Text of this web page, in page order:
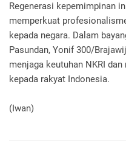
Regenerasi kepemimpinan
memperkuat
kepada negara. Dalam
Pasundan, Yonif 300/
menjaga keutuhan NKRI
kepada rakyat Indonesia.
(Iwan)